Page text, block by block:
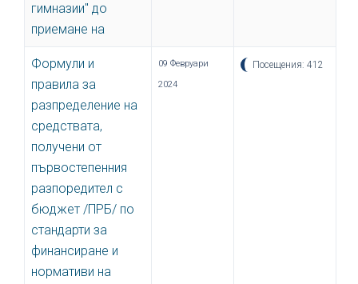
гимназии" до
приемане на
Формули и
правила за
разпределeние на
средствата,
получени от
първостепенния
разпоредител с
бюджет /ПРБ/ по
стандарти за
финансиране и
нормативи на
09 Февруари
2024
Посещения: 412